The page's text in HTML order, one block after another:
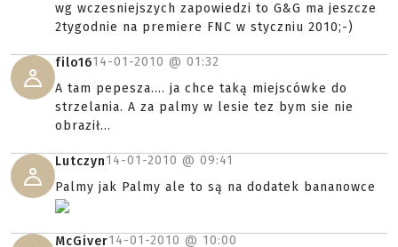
wg wczesniejszych zapowiedzi to G&G ma jeszcze
2tygodnie na premiere FNC w styczniu 2010;-)
filo1614-01-2010 @ 01:32
A tam pepesza.... ja chce taką miejscówke do
strzelania. A za palmy w lesie tez bym sie nie
obraził...
Lutczyn14-01-2010 @ 09:41
Palmy jak Palmy ale to są na dodatek bananowce
McGiver14-01-2010 @ 10:00